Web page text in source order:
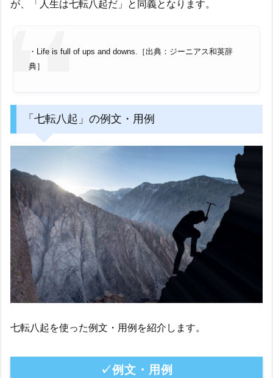
が、「人生は七転八起だ」と同義となります。
・Life is full of ups and downs.［出典：ジーニアス和英辞
典］
「七転八起」の例文・用例
七転八起を使った例文・用例を紹介します。
✓例文・用例